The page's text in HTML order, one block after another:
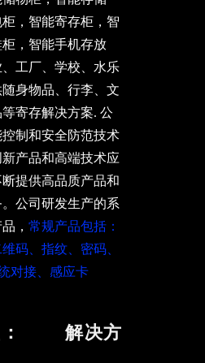
： 解决方
，智能寄存柜，智
，智能手机存放
工厂、学校、水乐
身物品、行李、文
寄存解决方案. 公
制和安全防范技术
产品和高端技术应
提供高品质产品和
公司研发生产的系
， 常规产品包括：
码、指纹、密码、
对接、感应卡